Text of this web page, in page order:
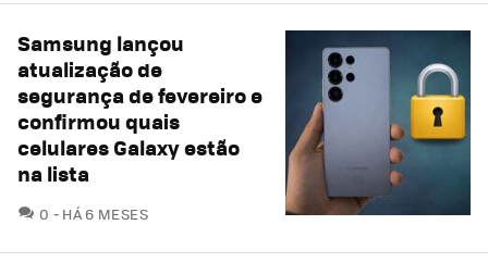
Samsung lançou
atualização de
segurança de fevereiro e
confirmou quais
celulares Galaxy estão
na lista
0 COMENTÁRIOS
HÁ 6 MESES